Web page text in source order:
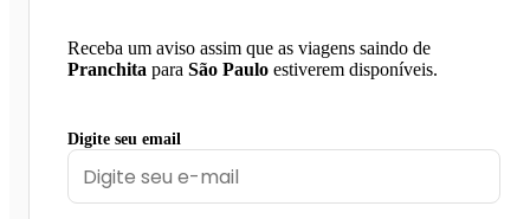
Receba um aviso assim que as viagens saindo de
Pranchita para São Paulo estiverem disponíveis.
Digite seu email